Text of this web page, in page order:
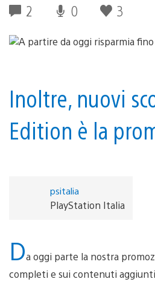
2 0 3
Inoltre, nuovi
Edition è la
psitalia
PlayStation Italia
Da oggi parte la nostra
completi e sui contenuti